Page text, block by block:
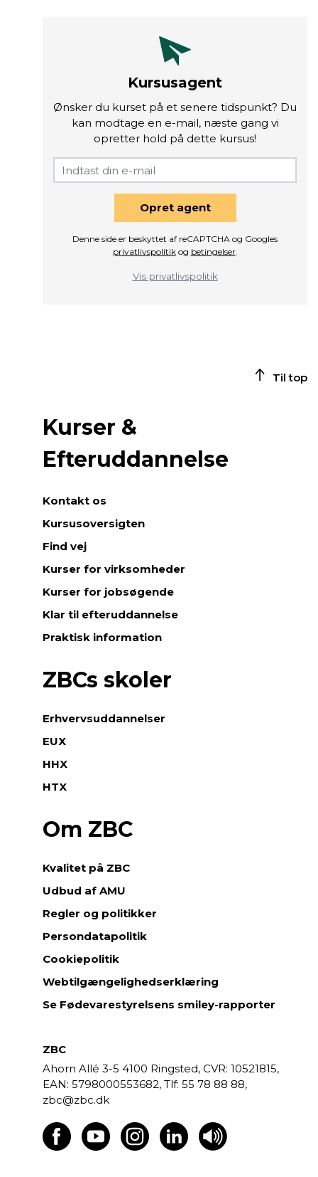
Kursusagent
Ønsker du kurset på et senere tidspunkt? Du
kan modtage en e-mail, næste gang vi
opretter hold på dette kursus!
Opret agent
Denne side er beskyttet af reCAPTCHA og Googles
privatlivspolitikog betingelser.
Vis privatlivspolitik
Til top
Kurser &
Efteruddannelse
Kontakt os
Kursusoversigten
Find vej
Kurser for virksomheder
Kurser for jobsøgende
Klar til efteruddannelse
Praktisk information
ZBCs skoler
Erhvervsuddannelser
EUX
HHX
HTX
Om ZBC
Kvalitet på ZBC
Udbud af AMU
Regler og politikker
Persondatapolitik
Cookiepolitik
Webtilgængelighedserklæring
Se Fødevarestyrelsens smiley-rapporter
ZBC
Ahorn Allé 3-5 4100 Ringsted, CVR: 10521815,
EAN: 5798000553682,
55 78 88 88,
zbc@zbc.dk